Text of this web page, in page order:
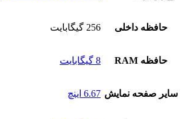
حافظه داخلی 256 گیگابایت
حافظه RAM 8 گیگابایت
سایر صفحه نمایش 6.67 اینچ